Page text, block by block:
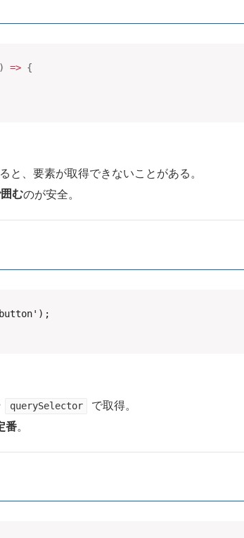
) => {
と、要素が取得できないことがある。
むのが安全。
button');
querySelector
で取得。
番。